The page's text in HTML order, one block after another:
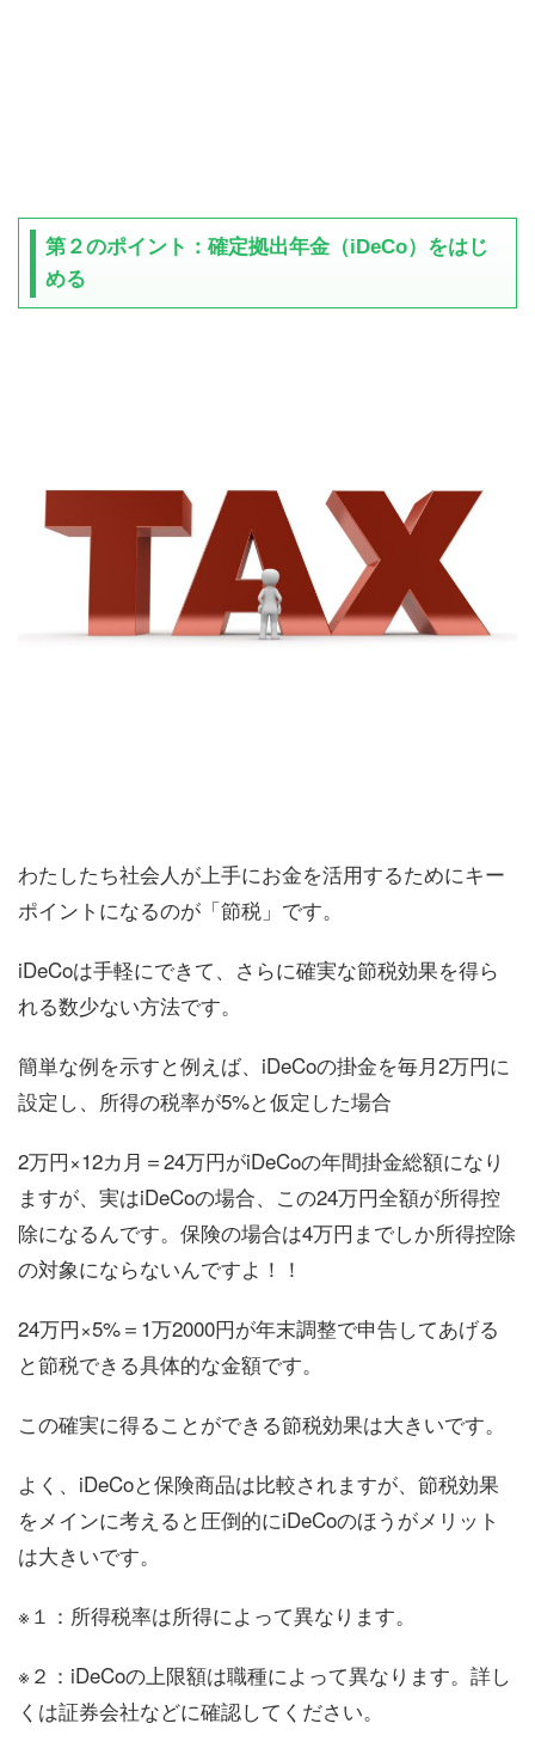
第２のポイント：確定拠出年金（iDeCo）をはじ
める
わたしたち社会人が上手にお金を活用するためにキー
ポイントになるのが「節税」です。
iDeCoは手軽にできて、さらに確実な節税効果を得ら
れる数少ない方法です。
簡単な例を示すと例えば、iDeCoの掛金を毎月2万円に
設定し、所得の税率が5%と仮定した場合
2万円×12カ月＝24万円がiDeCoの年間掛金総額になり
ますが、実はiDeCoの場合、この24万円全額が所得控
除になるんです。保険の場合は4万円までしか所得控除
の対象にならないんですよ！！
24万円×5%＝1万2000円が年末調整で申告してあげる
と節税できる具体的な金額です。
この確実に得ることができる節税効果は大きいです。
よく、iDeCoと保険商品は比較されますが、節税効果
をメインに考えると圧倒的にiDeCoのほうがメリット
は大きいです。
※１：所得税率は所得によって異なります。
※２：iDeCoの上限額は職種によって異なります。詳し
くは証券会社などに確認してください。